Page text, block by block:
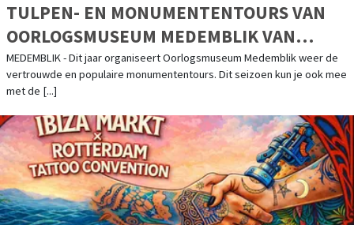
TULPEN- EN MONUMENTENTOURS VAN
OORLOGSMUSEUM MEDEMBLIK VAN
START!
MEDEMBLIK - Dit jaar organiseert Oorlogsmuseum Medemblik weer de
vertrouwde en populaire monumententours. Dit seizoen kun je ook mee
met de [...]